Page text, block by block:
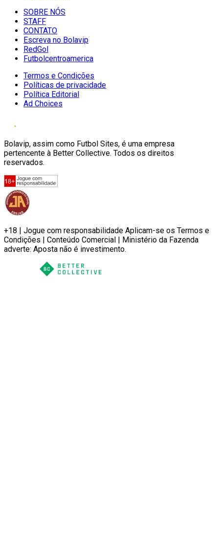
SOBRE NÓS
STAFF
CONTATO
Escreva no Bolavip
RedGol
Futbolcentroamerica
Termos e Condições
Políticas de privacidade
Política Editorial
Ad Choices
Bolavip, assim como Futbol Sites, é uma empresa
pertencente à Better Collective. Todos os direitos
reservados.
+18 | Jogue com responsabilidade Aplicam-se os Termos e
Condições | Conteúdo Comercial | Ministério da Fazenda
adverte: Aposta não é investimento.